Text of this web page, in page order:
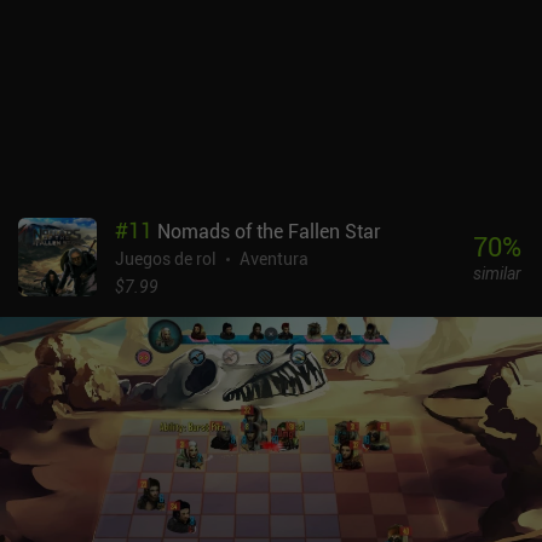
apreciarán. Pixelance es completamente gratuito, sin anuncios ni
iAPs.
#11 Nomads of the Fallen Star
Juegos de rol
Aventura
$7.99
70%
similar